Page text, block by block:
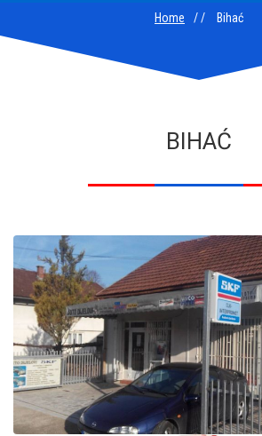
Home Bihać
BIHAĆ